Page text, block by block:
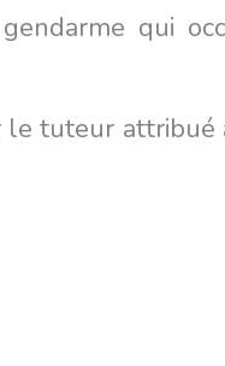
qui
tuteur attribué